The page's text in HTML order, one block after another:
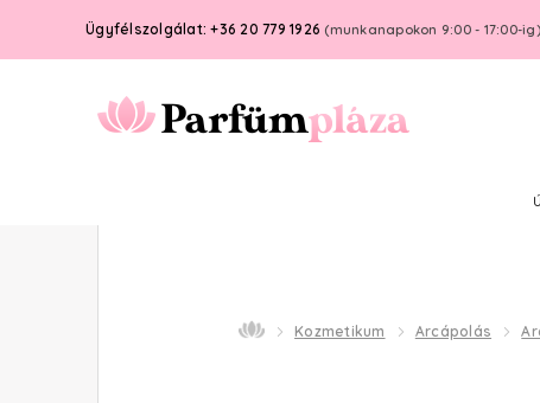
Ügyfélszolgálat: +36 20 779 1926 (munkanapokon 9:00 - 17:00-ig)
Kozmetikum Arcápolás